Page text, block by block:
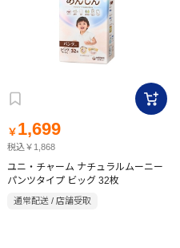
￥ 1,699
税込￥1,868
ユニ・チャーム ナチュラルムーニー
パンツタイプ ビッグ 32枚
通常配送 / 店舗受取